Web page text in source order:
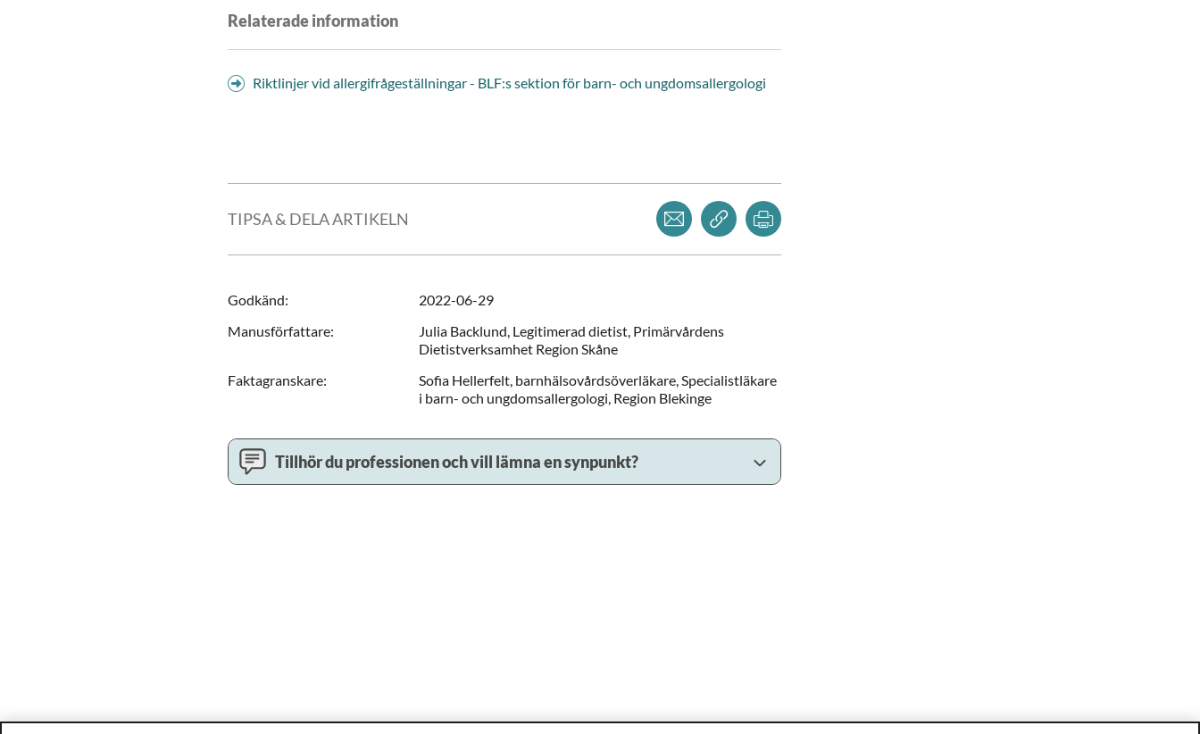
Relaterade information
Riktlinjer vid allergifrågeställningar - BLF:s sektion för barn- och ungdomsallergologi
TIPSA & DELA ARTIKELN
Dela via mejlKopiera länk
Godkänd:
2022-06-29
Manusförfattare: Julia Backlund, Legitimerad dietist, Primärvårdens
Dietistverksamhet Region Skåne
Faktagranskare: Sofia Hellerfelt, barnhälsovårdsöverläkare, Specialistläkare
i barn- och ungdomsallergologi, Region Blekinge
Tillhör du professionen och vill lämna en synpunkt?